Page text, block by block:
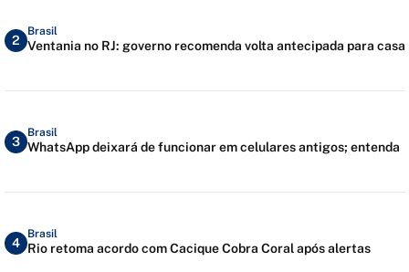
2
Brasil
Ventania no RJ: governo recomenda volta antecipada para casa
3
Brasil
WhatsApp deixará de funcionar em celulares antigos; entenda
4
Brasil
Rio retoma acordo com Cacique Cobra Coral após alertas